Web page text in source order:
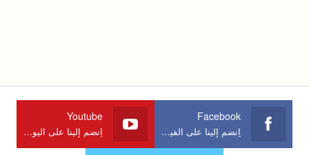
Facebook
اِنضم إلينا على الفيسبوك
Youtube
اِنضم إلينا على اليوتوب